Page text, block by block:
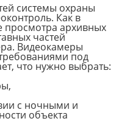
системы охраны
Как в
просмотра архивных
частей
Видеокамеры
под
что нужно выбрать:
с ночными и
объекта